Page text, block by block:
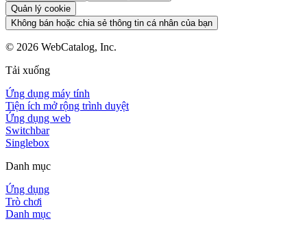
Quản lý cookie
Không bán hoặc chia sẻ thông tin cá nhân của bạn
© 2026 WebCatalog, Inc.
Tải xuống
Ứng dụng máy tính
Tiện ích mở rộng trình duyệt
Ứng dụng web
Switchbar
Singlebox
Danh mục
Ứng dụng
Trò chơi
Danh mục